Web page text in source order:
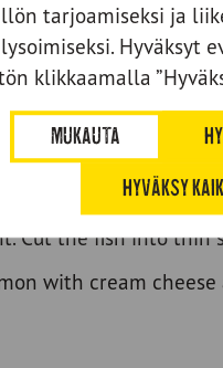
tarjoamiseksi ja
Hyväksyt
klikkaamalla
MUKAUTA
HYVÄKSY
the salmon, then
Squeeze the juice
or a freezer bag.
Cut the fish into thin
with cream